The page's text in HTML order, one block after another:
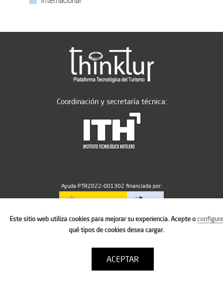
Coordinación y secretaría técnica:
Ayuda PTR2022-001302 financiada por:
MICIU/AEI/10.13039/501100011033
Política de cookies
Condiciones de uso
Este sitio web utiliza cookies para mejorar su experiencia. Acepte oconfigure
qué tipos de cookies desea cargar.
ACEPTAR